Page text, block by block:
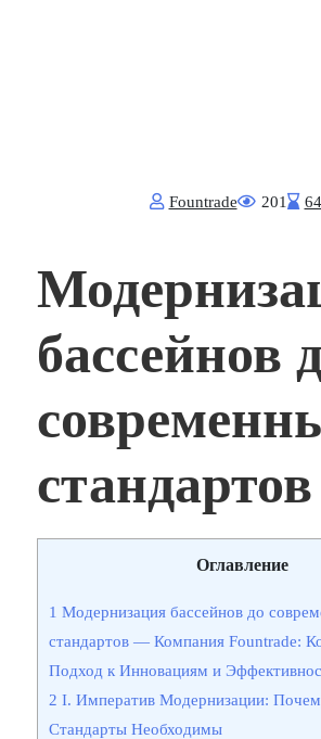
Fоuntrade 201
бассейнов
стандартов
Оглавление
1 Модернизация бассейнов до
стандартов — Компания Fountrade:
Подход к Инновациям и
2 I. Императив Модернизации:
Стандарты Необходимы